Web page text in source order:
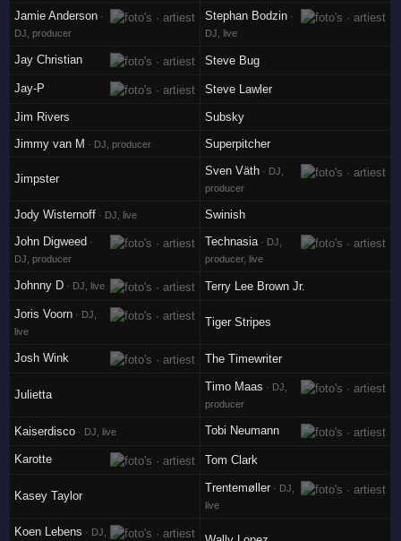
Jamie Anderson ·
DJ, producer
Stephan Bodzin ·
DJ, live
Jay Christian Steve Bug
Jay-P Steve Lawler
Jim Rivers
Subsky
Jimmy van M · DJ, producer Superpitcher
Jimpster
Sven Väth · DJ,
producer
Jody Wisternoff · DJ, live
Swinish
John Digweed ·
DJ, producer
Technasia · DJ,
producer, live
Johnny D · DJ, live Terry Lee Brown Jr.
Joris Voorn · DJ,
live
Tiger Stripes
Josh Wink The Timewriter
Julietta
Timo Maas · DJ,
producer
Kaiserdisco · DJ, live Tobi Neumann
Karotte Tom Clark
Kasey Taylor
Trentemøller · DJ,
live
Koen Lebens · DJ,